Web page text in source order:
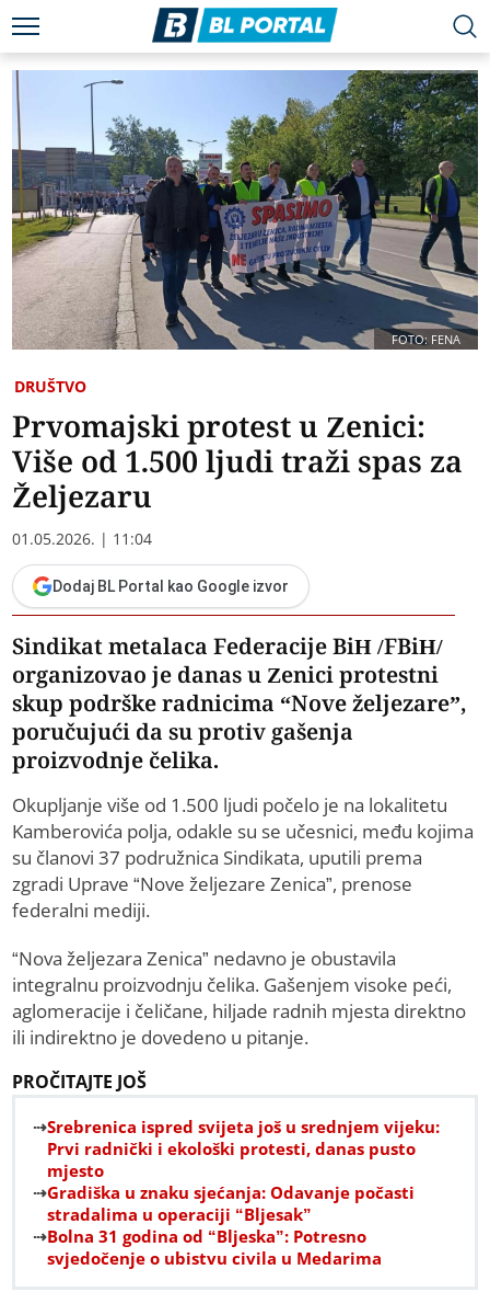
FOTO: FENA
DRUŠTVO
Prvomajski protest u Zenici:
Više od 1.500 ljudi traži spas za
Željezaru
01.05.2026. | 11:04
Dodaj BL Portal kao Google izvor
Sindikat metalaca Federacije BiH /FBiH/
organizovao je danas u Zenici protestni
skup podrške radnicima “Nove željezare”,
poručujući da su protiv gašenja
proizvodnje čelika.
Okupljanje više od 1.500 ljudi počelo je na lokalitetu
Kamberovića polja, odakle su se učesnici, među kojima
su članovi 37 podružnica Sindikata, uputili prema
zgradi Uprave “Nove željezare Zenica”, prenose
federalni mediji.
“Nova željezara Zenica” nedavno je obustavila
integralnu proizvodnju čelika. Gašenjem visoke peći,
aglomeracije i čeličane, hiljade radnih mjesta direktno
ili indirektno je dovedeno u pitanje.
PROČITAJTE JOŠ
Srebrenica ispred svijeta još u srednjem vijeku:
Prvi radnički i ekološki protesti, danas pusto
mjesto
Gradiška u znaku sjećanja: Odavanje počasti
stradalima u operaciji “Bljesak”
Bolna 31 godina od “Bljeska”: Potresno
svjedočenje o ubistvu civila u Medarima